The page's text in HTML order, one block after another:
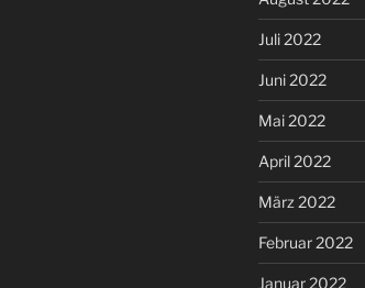
Juli 2022
Juni 2022
Mai 2022
April 2022
März 2022
Februar 2022
Januar 2022